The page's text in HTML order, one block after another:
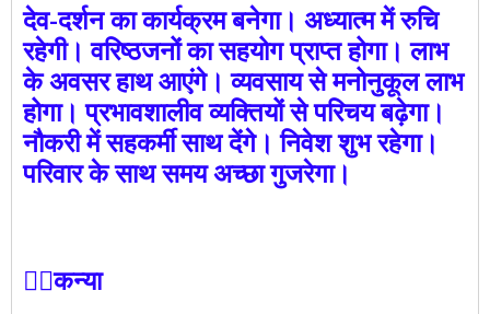
देव-दर्शन का कार्यक्रम बनेगा। अध्यात्म में रुचि
रहेगी। वरिष्ठजनों का सहयोग प्राप्त होगा। लाभ
के अवसर हाथ आएंगे। व्यवसाय से मनोनुकूल लाभ
होगा। प्रभावशालीव व्यक्तियों से परिचय बढ़ेगा।
नौकरी में सहकर्मी साथ देंगे। निवेश शुभ रहेगा।
परिवार के साथ समय अच्छा गुजरेगा।
🙍‍♀️कन्या